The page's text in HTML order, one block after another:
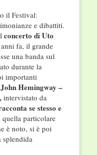
il Festival:
e dibattiti.
concerto di Uto
fa, il grande
una banda sul
durante la
importanti
Hemingway –
intervistato da
se stesso e
quella particolare
è noto, si è poi
splendida